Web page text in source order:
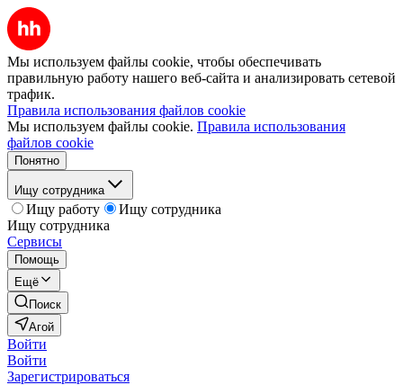
Мы используем файлы cookie, чтобы обеспечивать
правильную работу нашего веб-сайта и анализировать сетевой
трафик.
Правила использования файлов cookie
Мы используем файлы cookie. Правила использования
файлов cookie
Понятно
Ищу сотрудника
Ищу работу
Ищу сотрудника
Ищу сотрудника
Сервисы
Помощь
Ещё
Поиск
Агой
Войти
Войти
Зарегистрироваться